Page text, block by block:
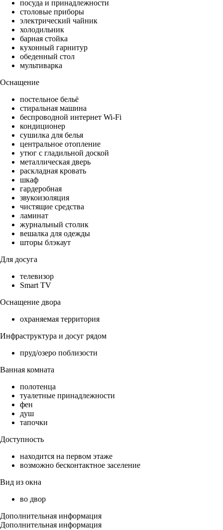
посуда и принадлежности
столовые приборы
электрический чайник
холодильник
барная стойка
кухонный гарнитур
обеденный стол
мультиварка
Оснащение
постельное бельё
стиральная машина
беспроводной интернет Wi-Fi
кондиционер
сушилка для белья
центральное отопление
утюг с гладильной доской
металлическая дверь
раскладная кровать
шкаф
гардеробная
звукоизоляция
чистящие средства
ламинат
журнальный столик
вешалка для одежды
шторы блэкаут
Для досуга
телевизор
Smart TV
Оснащение двора
охраняемая территория
Инфраструктура и досуг рядом
пруд/озеро поблизости
Ванная комната
полотенца
туалетные принадлежности
фен
душ
тапочки
Доступность
находится на первом этаже
возможно бесконтактное заселение
Вид из окна
во двор
Дополнительная информация
Дополнительная информация